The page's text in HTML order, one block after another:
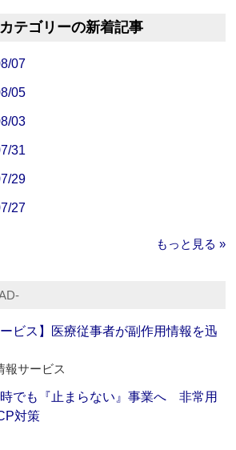
テゴリーの新着記事
07
05
03
31
29
27
もっと見る »
ービス】医療従事者が副作用情報を迅
報サービス
時でも『止まらない』事業へ 非常用
対策